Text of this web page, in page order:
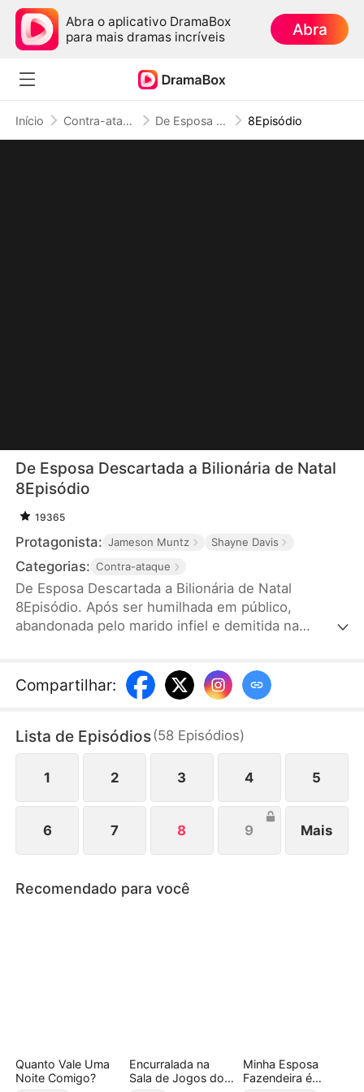
Abra o aplicativo DramaBox
para mais dramas incríveis
Abra
Início Contra-ataque De Esposa Descartada a Bilionária de Natal 8Episódio
De Esposa Descartada a Bilionária de Natal
8Episódio
19365
Protagonista: Jameson Muntz Shayne Davis
Categorias: Contra-ataque
De Esposa Descartada a Bilionária de Natal
8Episódio. Após ser humilhada em público,
abandonada pelo marido infiel e demitida na
transformada. Do fundo do poço à virada total, ela
enfrenta a vingança, retoma o controle da própria
médico que a salvou.
Compartilhar:
Lista de Episódios(58 Episódios)
1 2 3 4 5
6 7 8 9 Mais
Recomendado para você
Quanto Vale Uma
Noite Comigo?
Encurralada na
Sala de Jogos do
Minha Esposa
Fazendeira é